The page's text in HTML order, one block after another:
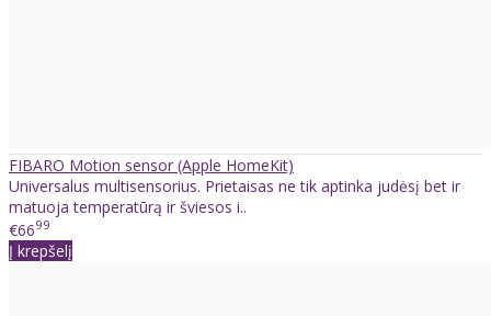
FIBARO Motion sensor (Apple HomeKit)
Universalus multisensorius. Prietaisas ne tik aptinka judėsį bet ir
matuoja temperatūrą ir šviesos i..
€6699
Į krepšelį